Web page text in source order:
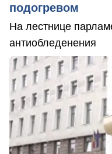
подогревом
На лестнице
антиобледенения